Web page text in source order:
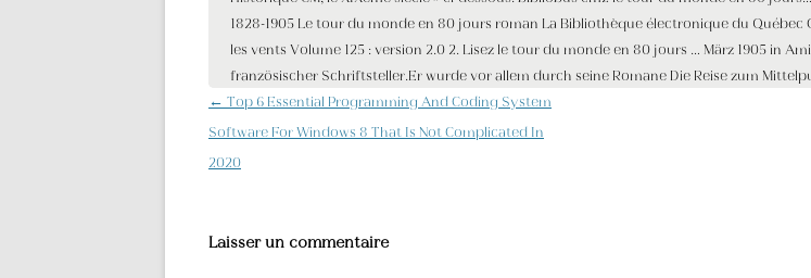
Navigation des articles
← Top 6 Essential Programming And Coding System
Software For Windows 8 That Is Not Complicated In
2020
Laisser un commentaire